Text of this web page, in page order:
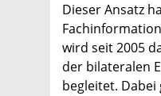
Dieser Ansatz
wird seit 2005
der bilateralen
begleitet.